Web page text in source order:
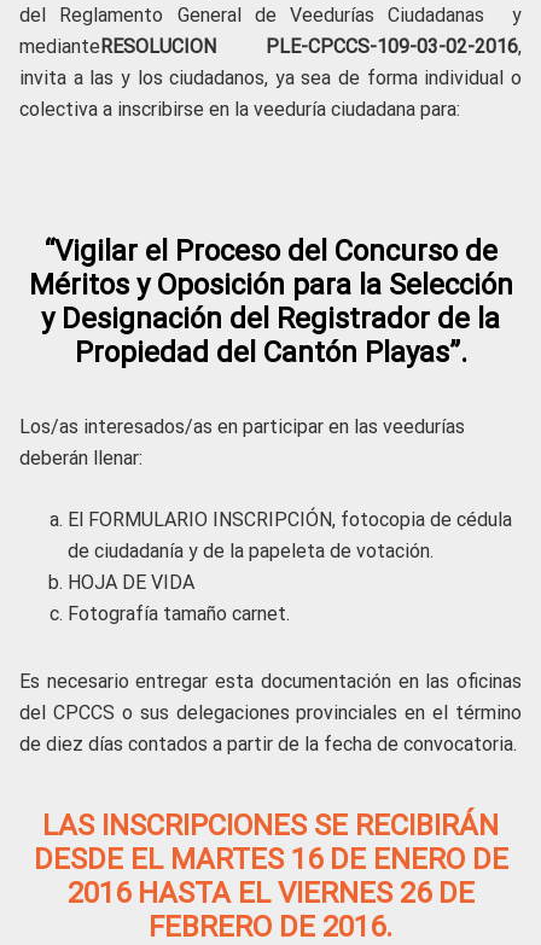
del Reglamento General de Veedurías Ciudadanas y
medianteRESOLUCION PLE-CPCCS-109-03-02-2016,
invita a las y los ciudadanos, ya sea de forma individual o
colectiva a inscribirse en la veeduría ciudadana para:
“Vigilar el Proceso del Concurso de
Méritos y Oposición para la Selección
y Designación del Registrador de la
Propiedad del Cantón Playas”.
Los/as interesados/as en participar en las veedurías
deberán llenar:
El FORMULARIO INSCRIPCIÓN, fotocopia de cédula
de ciudadanía y de la papeleta de votación.
HOJA DE VIDA
Fotografía tamaño carnet.
Es necesario entregar esta documentación en las oficinas
del CPCCS o sus delegaciones provinciales en el término
de diez días contados a partir de la fecha de convocatoria.
LAS INSCRIPCIONES SE RECIBIRÁN
DESDE EL MARTES 16 DE ENERO DE
2016 HASTA EL VIERNES 26 DE
FEBRERO DE 2016.